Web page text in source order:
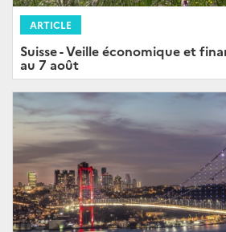
ARTICLE
Suisse - Veille économique et
au 7 août